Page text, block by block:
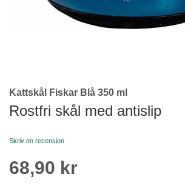
Skip
to
the
of
images
Kattskål Fiskar Blå 350 ml
Rostfri skål med antislip
Skriv en recension
68,90 kr